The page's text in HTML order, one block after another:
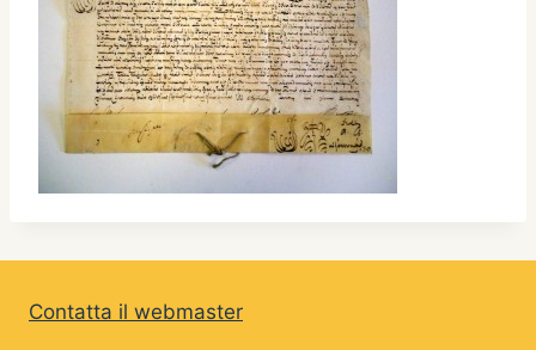
Contatta il webmaster